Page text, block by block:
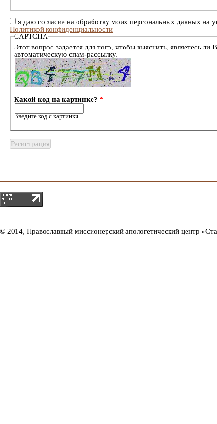
я даю согласие на обработку моих персональных данных на
Политикой конфиденциальности
CAPTCHA
Этот вопрос задается для того, чтобы выяснить, являетесь ли
автоматическую спам-рассылку.
Какой код на картинке?*
Введите код с картинки
© 2014, Православный миссионерский апологетический центр